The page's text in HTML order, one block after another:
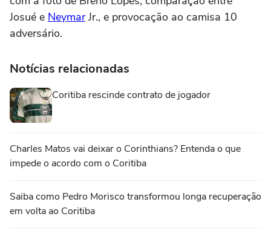
Josué e NeymarJr., e provocação ao camisa 10
adversário.
Notícias relacionadas
Coritiba rescinde contrato de jogador
Charles Matos vai deixar o Corinthians? Entenda o que
impede o acordo com o Coritiba
Saiba como Pedro Morisco transformou longa recuperação
em volta ao Coritiba